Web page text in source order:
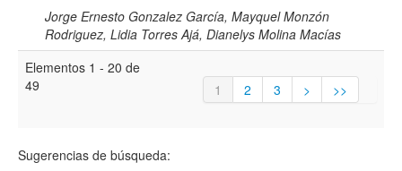
Jorge Ernesto Gonzalez García, Mayquel Monzón
Rodriguez, Lidia Torres Ajá, Dianelys Molina Macías
Elementos 1 - 20 de
49
1 2 3 > >>
Sugerencias de búsqueda: